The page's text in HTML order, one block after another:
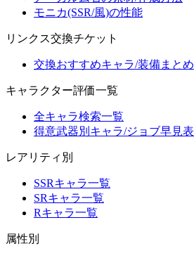
モニカ(SSR/風)の性能
リンクス交換チケット
交換おすすめキャラ/装備まとめ
キャラクター評価一覧
全キャラ検索一覧
得意武器別キャラ/ジョブ早見表
レアリティ別
SSRキャラ一覧
SRキャラ一覧
Rキャラ一覧
属性別